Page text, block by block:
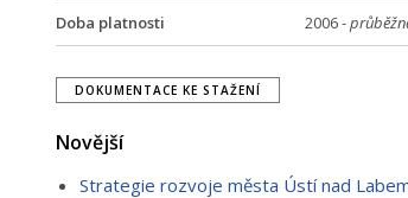
Doba platnosti 2006 -
DOKUMENTACE KE STAŽENÍ
Novější
Strategie rozvoje města Ústí nad